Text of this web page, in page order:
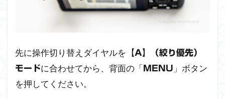
先に操作切り替えダイヤルを 【A】（絞り優先）
モードに合わせてから、背面の「 MENU 」ボタン
を押してください。